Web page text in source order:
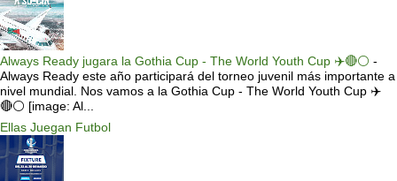
Always Ready jugara la Gothia Cup - The World Youth Cup ✈️🔴⚪️ -
Always Ready este año participará del torneo juvenil más importante a
nivel mundial. Nos vamos a la Gothia Cup - The World Youth Cup ✈️
🔴⚪️ [image: Al...
Ellas Juegan Futbol